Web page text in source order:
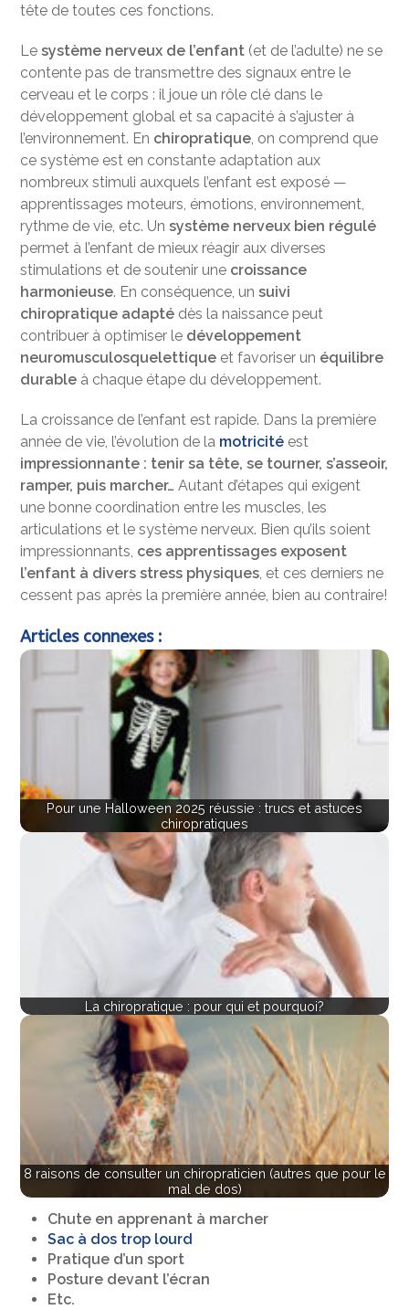
tête de toutes ces fonctions.
Lesystème nerveux de l’enfant (et de l’adulte) ne se
contente pas de transmettre des signaux entre le
cerveau et le corps : il joue un rôle clé dans le
développement global et sa capacité à s’ajuster à
l’environnement. En chiropratique, on comprend que
ce système est en constante adaptation aux
nombreux stimuli auxquels l’enfant est exposé —
apprentissages moteurs, émotions, environnement,
rythme de vie, etc. Unsystème nerveux bien régulé
permet à l’enfant de mieux réagir aux diverses
stimulations et de soutenir une croissance
harmonieuse. En conséquence, unsuivi
chiropratique adapté dès la naissance peut
contribuer à optimiser le développement
neuromusculosquelettique et favoriser un équilibre
durable à chaque étape du développement.
La croissance de l’enfant est rapide. Dans la première
année de vie, l’évolution de la motricité est
impressionnante : tenir sa tête, se tourner, s’asseoir,
ramper, puis marcher… Autant d’étapes qui exigent
une bonne coordination entre les muscles, les
articulations et le système nerveux. Bien qu’ils soient
impressionnants, ces apprentissages exposent
l’enfant à divers stress physiques, et ces derniers ne
cessent pas après la première année, bien au contraire!
Articles connexes :
Pour une Halloween 2025 réussie : trucs et astuces
chiropratiques
La chiropratique : pour qui et pourquoi?
8 raisons de consulter un chiropraticien (autres que pour le
mal de dos)
Chute en apprenant à marcher
Sac à dos trop lourd
Pratique d’un sport
Posture devant l’écran
Etc.